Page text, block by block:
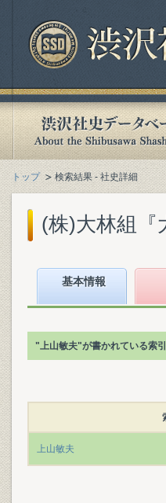
トップ 検索結果 - 社史詳細
(株)大林組『
基本情報
"上山敏夫"が書かれている索
上山敏夫